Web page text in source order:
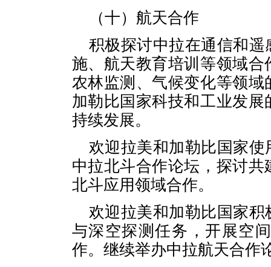
（十）航天合作
积极探讨中拉在通信和
施、航天教育培训等领域
农林监测、气候变化等领
加勒比国家科技和工业发
持续发展。
欢迎拉美和加勒比国家
中拉北斗合作论坛，探讨
北斗应用领域合作。
欢迎拉美和加勒比国家
与深空探测任务，开展空
作。继续举办中拉航天合作